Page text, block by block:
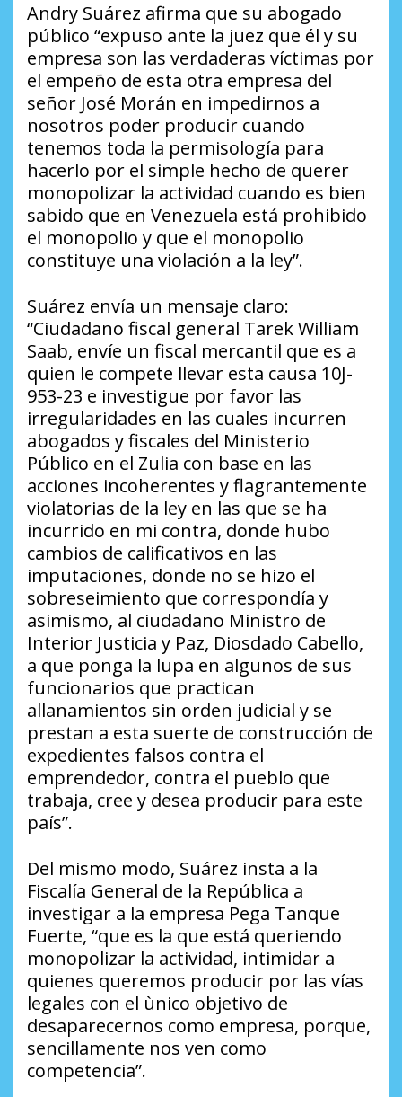
Andry Suárez afirma que su abogado
público “expuso ante la juez que él y su
empresa son las verdaderas víctimas por
el empeño de esta otra empresa del
señor José Morán en impedirnos a
nosotros poder producir cuando
tenemos toda la permisología para
hacerlo por el simple hecho de querer
monopolizar la actividad cuando es bien
sabido que en Venezuela está prohibido
el monopolio y que el monopolio
constituye una violación a la ley”.
Suárez envía un mensaje claro:
“Ciudadano fiscal general Tarek William
Saab, envíe un fiscal mercantil que es a
quien le compete llevar esta causa 10J-
953-23 e investigue por favor las
irregularidades en las cuales incurren
abogados y fiscales del Ministerio
Público en el Zulia con base en las
acciones incoherentes y flagrantemente
violatorias de la ley en las que se ha
incurrido en mi contra, donde hubo
cambios de calificativos en las
imputaciones, donde no se hizo el
sobreseimiento que correspondía y
asimismo, al ciudadano Ministro de
Interior Justicia y Paz, Diosdado Cabello,
a que ponga la lupa en algunos de sus
funcionarios que practican
allanamientos sin orden judicial y se
prestan a esta suerte de construcción de
expedientes falsos contra el
emprendedor, contra el pueblo que
trabaja, cree y desea producir para este
país”.
Del mismo modo, Suárez insta a la
Fiscalía General de la República a
investigar a la empresa Pega Tanque
Fuerte, “que es la que está queriendo
monopolizar la actividad, intimidar a
quienes queremos producir por las vías
legales con el ùnico objetivo de
desaparecernos como empresa, porque,
sencillamente nos ven como
competencia”.